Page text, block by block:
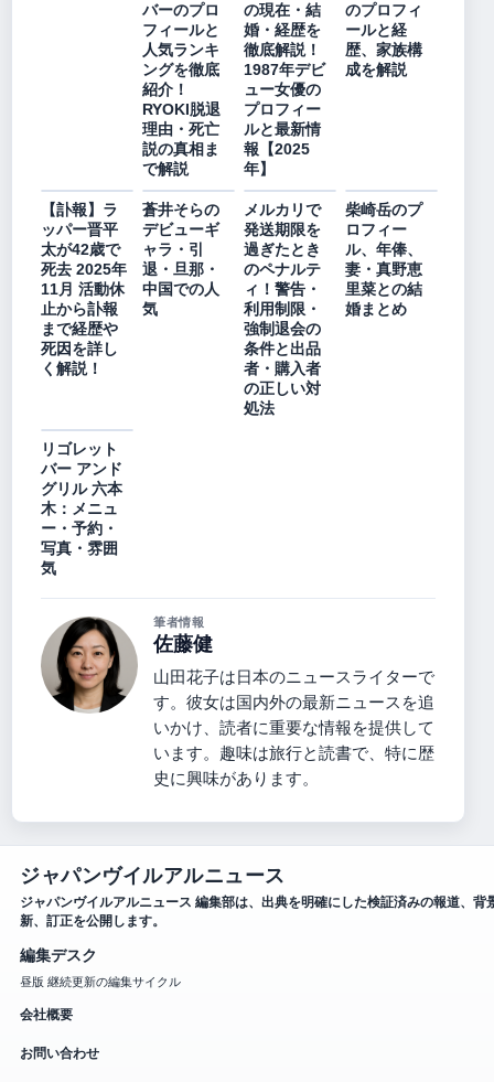
バーのプロ
フィールと
人気ランキ
ングを徹底
紹介！
RYOKI脱退
理由・死亡
説の真相ま
で解説
の現在・結
婚・経歴を
徹底解説！
1987年デビ
ュー女優の
プロフィー
ルと最新情
報【2025
年】
のプロフィ
ールと経
歴、家族構
成を解説
【訃報】ラ
ッパー晋平
太が42歳で
死去 2025年
11月 活動休
止から訃報
まで経歴や
死因を詳し
く解説！
蒼井そらの
デビューギ
ャラ・引
退・旦那・
中国での人
気
メルカリで
発送期限を
過ぎたとき
のペナルテ
ィ！警告・
利用制限・
強制退会の
条件と出品
者・購入者
の正しい対
処法
柴崎岳のプ
ロフィー
ル、年俸、
妻・真野恵
里菜との結
婚まとめ
リゴレット
バー アンド
グリル 六本
木：メニュ
ー・予約・
写真・雰囲
気
筆者情報
佐藤健
山田花子は日本のニュースライターで
す。彼女は国内外の最新ニュースを追
いかけ、読者に重要な情報を提供して
います。趣味は旅行と読書で、特に歴
史に興味があります。
ジャパンヴイルアルニュース
ジャパンヴイルアルニュース 編集部は、出典を明確にした検証済みの報道、背
新、訂正を公開します。
編集デスク
昼版 継続更新の編集サイクル
会社概要
お問い合わせ